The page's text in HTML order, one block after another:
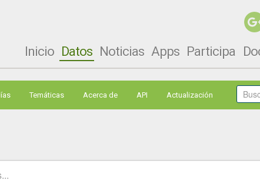
Inicio Datos Noticias Apps Participa
Temáticas Acerca de API Actualización